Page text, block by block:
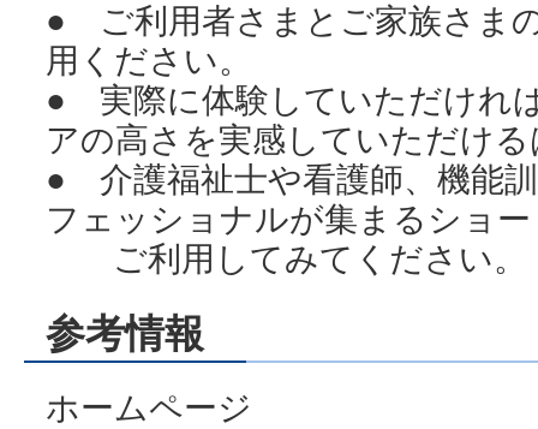
● ご利用者さまとご家族さま
用ください。
● 実際に体験していただけれ
アの高さを実感していただけ
● 介護福祉士や看護師、機能
フェッショナルが集まるショ
ご利用してみてください。
参考情報
ホームページ